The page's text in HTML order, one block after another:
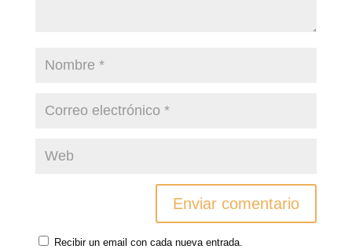
Recibir un email con cada nueva entrada.